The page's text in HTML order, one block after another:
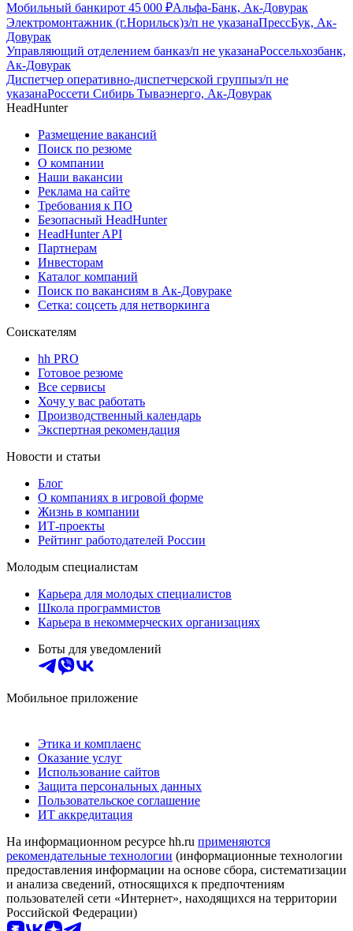
Мобильный банкирот 45 000 ₽Альфа-Банк, Ак-Довурак
Электромонтажник (г.Норильск)з/п не указанаПрессБук, Ак-
Довурак
Управляющий отделением банказ/п не указанаРоссельхозбанк,
Ак-Довурак
Диспетчер оперативно-диспетчерской группыз/п не
указанаРоссети Сибирь Тываэнерго, Ак-Довурак
HeadHunter
Размещение вакансий
Поиск по резюме
О компании
Наши вакансии
Реклама на сайте
Требования к ПО
Безопасный HeadHunter
HeadHunter API
Партнерам
Инвесторам
Каталог компаний
Поиск по вакансиям в Ак-Довураке
Сетка: соцсеть для нетворкинга
Соискателям
hh PRO
Готовое резюме
Все сервисы
Хочу у вас работать
Производственный календарь
Экспертная рекомендация
Новости и статьи
Блог
О компаниях в игровой форме
Жизнь в компании
ИТ-проекты
Рейтинг работодателей России
Молодым специалистам
Карьера для молодых специалистов
Школа программистов
Карьера в некоммерческих организациях
Боты для уведомлений
Мобильное приложение
Этика и комплаенс
Оказание услуг
Использование сайтов
Защита персональных данных
Пользовательское соглашение
ИТ аккредитация
На информационном ресурсе hh.ru применяются
рекомендательные технологии (информационные технологии
предоставления информации на основе сбора, систематизации
и анализа сведений, относящихся к предпочтениям
пользователей сети «Интернет», находящихся на территории
Российской Федерации)